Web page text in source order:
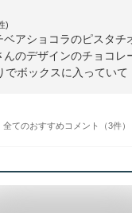
)
ベアショコラのピスタチ
んのデザインのチョコレ
でボックスに入っていて
全てのおすすめコメント（3件）